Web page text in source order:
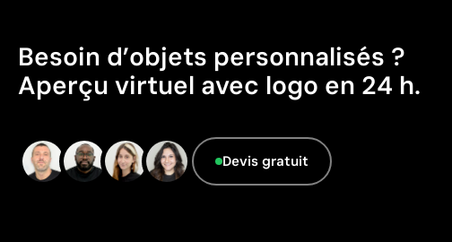
Besoin d’objets personnalisés ?
Aperçu virtuel avec logo en 24 h.
Devis gratuit